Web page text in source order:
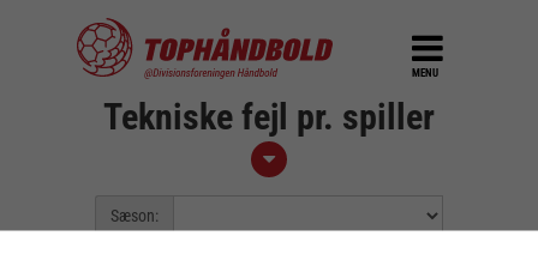
MENU
Tekniske fejl pr. spiller
Sæson: